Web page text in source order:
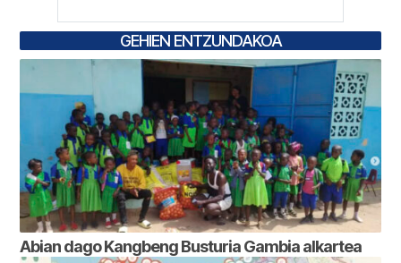
GEHIEN ENTZUNDAKOA
Abian dago Kangbeng Busturia Gambia alkartea